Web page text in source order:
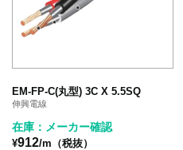
EM-FP-C(丸型) 3C X 5.5SQ
伸興電線
在庫：メーカー確認
¥912/m（税抜）